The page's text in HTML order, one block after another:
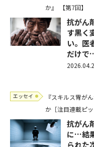
か』
【第7回】
抗がん
す黒く
い。医
だけで
エッセイ
『スキルス胃が
か［注目連載ピッ
抗がん
に…結
られた